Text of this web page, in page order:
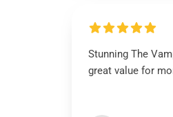
Stunning The
great value for